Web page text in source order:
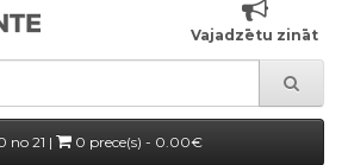
Vajadzētu zināt
21 | 0 prece(s) - 0.00€